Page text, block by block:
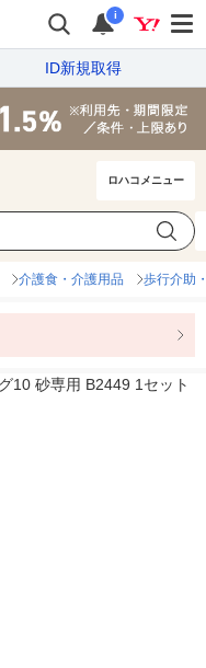
i
ID新規取得
ロハコメニュー
介護食・介護用品 歩行介助